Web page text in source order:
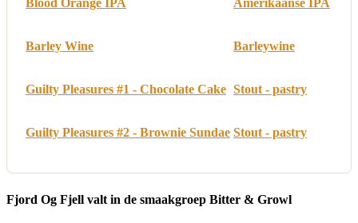
Barley Wine Barleywine
Guilty Pleasures #1 - Chocolate Cake Stout - pastry
Guilty Pleasures #2 - Brownie Sundae Stout - pastry
Fjord Og Fjell valt in de smaakgroep Bitter & Growl